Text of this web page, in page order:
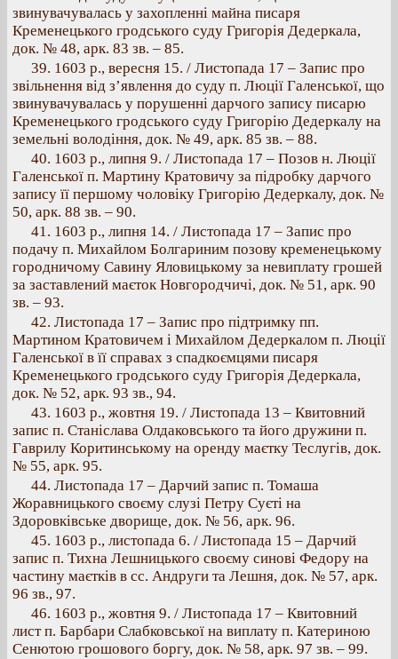
звинувачувалась у захопленні майна писаря
Кременецького гродського суду Григорія Дедеркала,
док. № 48, арк. 83 зв. – 85.
39. 1603 p., вересня 15. / Листопада 17 – Запис про
звільнення від з’явлення до суду п. Люції Галенської, що
звинувачувалась у порушенні дарчого запису писарю
Кременецького гродського суду Григорію Дедеркалу на
земельні володіння, док. № 49, арк. 85 зв. – 88.
40. 1603 р., липня 9. / Листопада 17 – Позов н. Люції
Галенської п. Мартину Кратовичу за підробку дарчого
запису її першому чоловіку Григорію Дедеркалу, док. №
50, арк. 88 зв. – 90.
41. 1603 p., липня 14. / Листопада 17 – Запис про
подачу п. Михайлом Болгариним позову кременецькому
городничому Савину Яловицькому за невиплату грошей
за заставлений маєток Новгородчичі, док. № 51, арк. 90
зв. – 93.
42. Листопада 17 – Запис про підтримку пп.
Мартином Кратовичем і Михайлом Дедеркалом п. Люції
Галенської в її справах з спадкоємцями писаря
Кременецького гродського суду Григорія Дедеркала,
док. № 52, арк. 93 зв., 94.
43. 1603 p., жовтня 19. / Листопада 13 – Квитовний
запис п. Станіслава Олдаковського та його дружини п.
Гаврилу Коритинському на оренду маєтку Теслугів, док.
№ 55, арк. 95.
44. Листопада 17 – Дарчий запис п. Томаша
Жоравницького своєму слузі Петру Суєті на
Здоровківське дворище, док. № 56, арк. 96.
45. 1603 p., листопада 6. / Листопада 15 – Дарчий
запис п. Тихна Лешницького своєму синові Федору на
частину маєтків в сс. Андруги та Лешня, док. № 57, арк.
96 зв., 97.
46. 1603 p., жовтня 9. / Листопада 17 – Квитовний
лист п. Барбари Слабковської на виплату п. Катериною
Сенютою грошового боргу, док. № 58, арк. 97 зв. – 99.